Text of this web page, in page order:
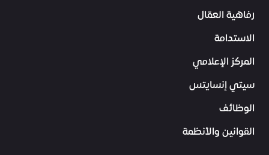
رفاهية العمّال
الاستدامة
المركز الإعلامي
سيتي إنسايتس
الوظائف
القوانين والأنظمة